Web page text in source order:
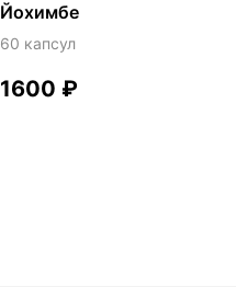
Йохимбе
60 капсул
1600 ₽